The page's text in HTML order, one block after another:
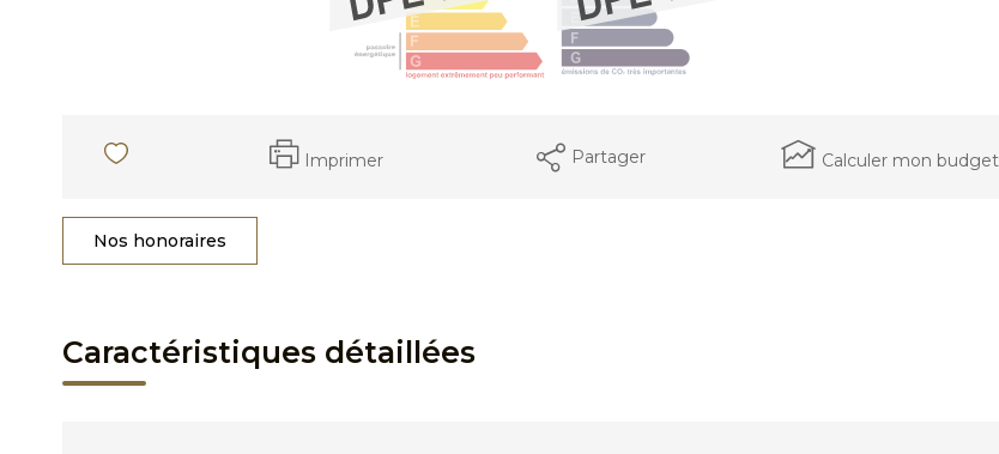
Imprimer Partager Calculer mon budget
Nos honoraires
Caractéristiques détaillées